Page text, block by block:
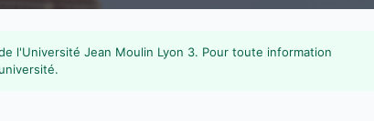
l'Université Jean Moulin Lyon 3. Pour toute information